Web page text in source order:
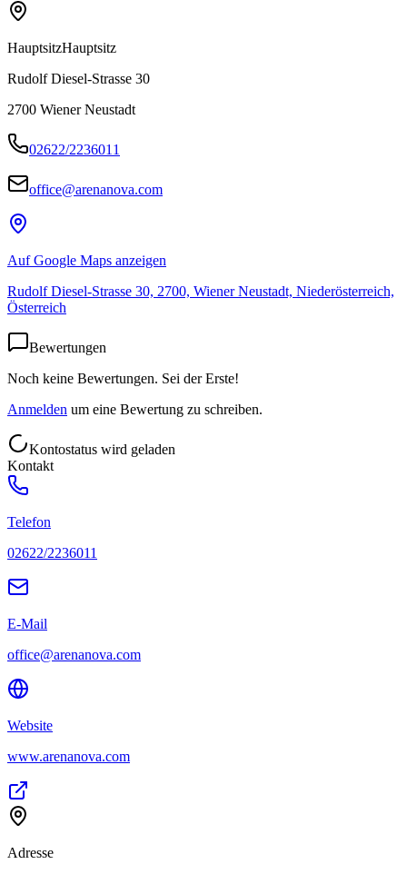
HauptsitzHauptsitz
Rudolf Diesel-Strasse 30
2700 Wiener Neustadt
02622/2236011
office@arenanova.com
Auf Google Maps anzeigen
Rudolf Diesel-Strasse 30, 2700, Wiener Neustadt, Niederösterreich,
Österreich
Bewertungen
Noch keine Bewertungen. Sei der Erste!
Anmelden um eine Bewertung zu schreiben.
Kontostatus wird geladen
Kontakt
Telefon
02622/2236011
E-Mail
office@arenanova.com
Website
www.arenanova.com
Adresse